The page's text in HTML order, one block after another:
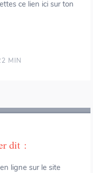
ce lien ici sur ton
MIN
dit :
ligne sur le site